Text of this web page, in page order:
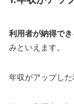
利用者が納得で
みといえます。
年収がアップし